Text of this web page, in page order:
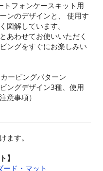
トフォンケースキット用
ンのデザインと、 使用す
図解しています。
あわせてお使いいただく
ングをすぐにお楽しみい
ービングパターン
ングデザイン3種、使用
意事項）
ます。
】
ード・マット